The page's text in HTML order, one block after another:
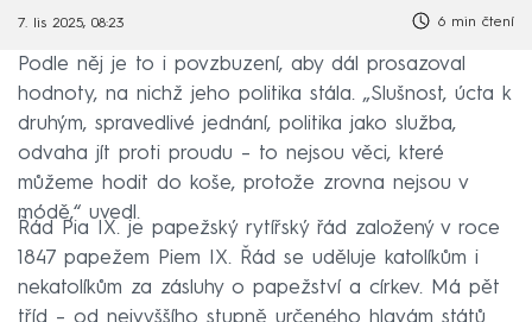
7. lis 2025, 08:23 6 min čtení
Podle něj je to i povzbuzení, aby dál prosazoval
hodnoty, na nichž jeho politika stála. „Slušnost, úcta k
druhým, spravedlivé jednání, politika jako služba,
odvaha jít proti proudu – to nejsou věci, které
můžeme hodit do koše, protože zrovna nejsou v
módě,“ uvedl.
Řád Pia IX. je papežský rytířský řád založený v roce
1847 papežem Piem IX. Řád se uděluje katolíkům i
nekatolíkům za zásluhy o papežství a církev. Má pět
tříd – od nejvyššího stupně určeného hlavám států